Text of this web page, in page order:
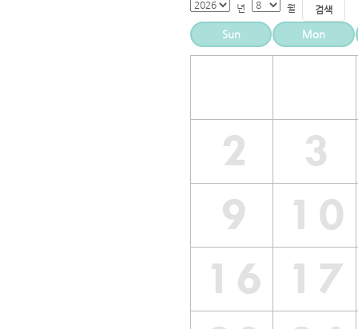
년 월 검색
Sun Mon